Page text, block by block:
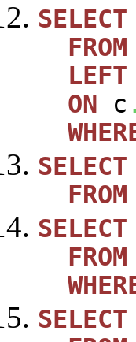
SELECT
FROM
LEFT
ON c .
SELECT
FROM
SELECT
FROM
SELECT